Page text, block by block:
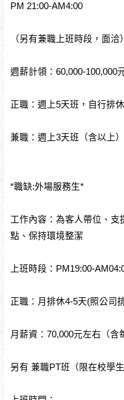
PM 21:00-AM4:00
（另有兼職上班時段，面洽）
週薪計領：60,000-100,000
正職：週上5天班，自行排
兼職：週上3天班（含以上
*職缺:外場服務生*
工作內容：為客人帶位、支
點、保持環境整潔
上班時段：PM19:00-
正職：月排休4-5天(照公司
月薪資：70,000元左右（含
另有 兼職PT班（限在校學生